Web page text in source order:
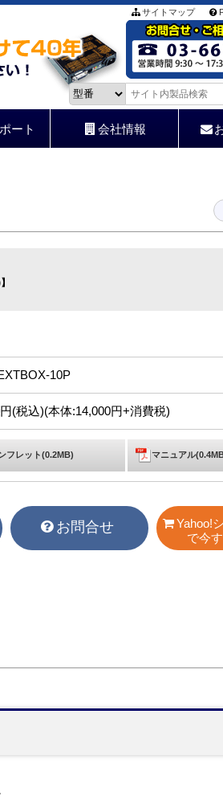
サイトマップ
ート 会社情報
10P
(税込)(本体:14,000円+消費税)
フレット(0.2MB) マニュアル
お問合せ
Yahoo!
で今